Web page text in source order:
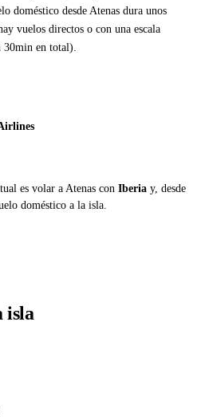
doméstico desde Atenas dura unos
vuelos directos o con una escala
30min en total).
es volar a Atenas con Iberiay, desde
doméstico a la isla.
isla